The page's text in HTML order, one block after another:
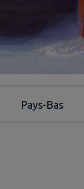
Pays-Bas